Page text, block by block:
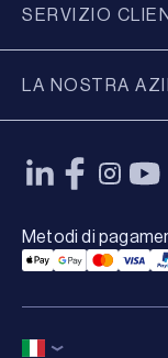
SERVIZIO
LA NOSTRA
Metodi di
Applepay
Googlepay
Visa